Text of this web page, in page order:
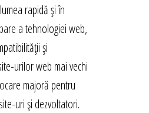
rapidă și în
a tehnologiei web,
și
urilor web mai vechi
majoră pentru
uri și dezvoltatori.